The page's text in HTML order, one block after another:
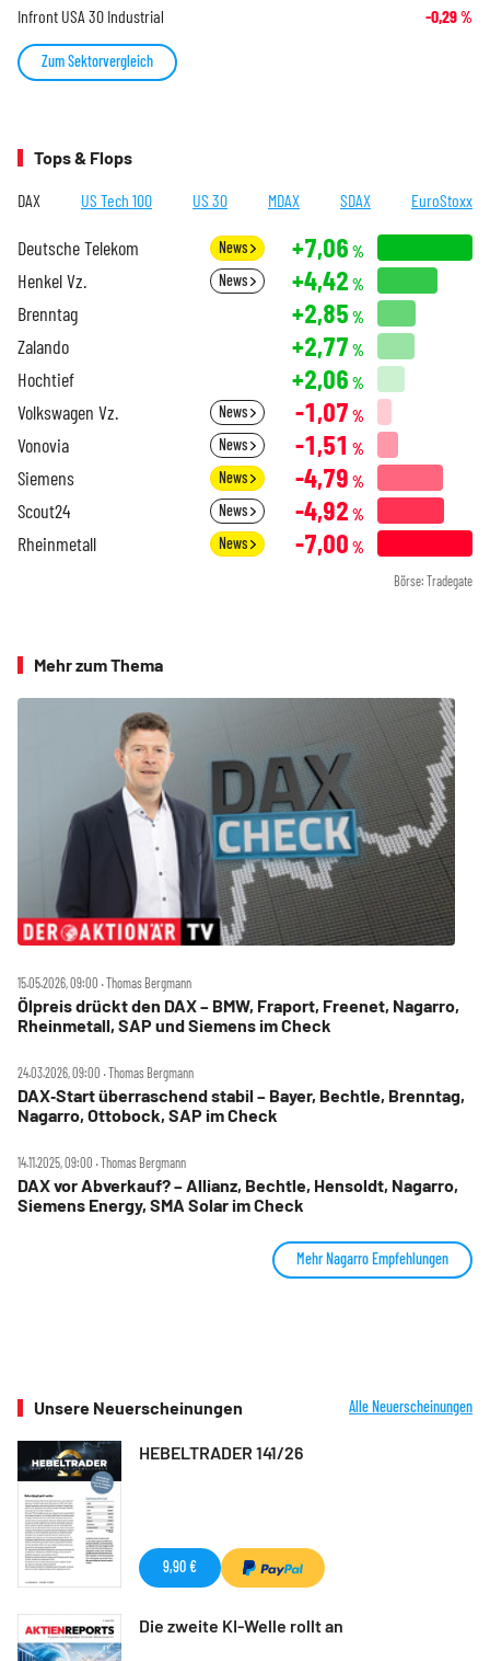
Infront USA 30 Industrial -0,29%
Zum Sektorvergleich
Tops & Flops
DAX US Tech 100 US 30 MDAX SDAX EuroStoxx
Deutsche Telekom News +7,06 %
Henkel Vz. News +4,42 %
Brenntag +2,85 %
Zalando +2,77 %
Hochtief +2,06 %
Volkswagen Vz. News -1,07 %
Vonovia News -1,51 %
Siemens News -4,79 %
Scout24 News -4,92 %
Rheinmetall News -7,00 %
Börse: Tradegate
Mehr zum Thema
15.05.2026, 09:00 ‧ Thomas Bergmann
Ölpreis drückt den DAX – BMW, Fraport, Freenet, Nagarro,
Rheinmetall, SAP und Siemens im Check
24.03.2026, 09:00 ‧ Thomas Bergmann
DAX‑Start überraschend stabil – Bayer, Bechtle, Brenntag,
Nagarro, Ottobock, SAP im Check
14.11.2025, 09:00 ‧ Thomas Bergmann
DAX vor Abverkauf? – Allianz, Bechtle, Hensoldt, Nagarro,
Siemens Energy, SMA Solar im Check
Mehr Nagarro Empfehlungen
Unsere Neuerscheinungen Alle Neuerscheinungen
HEBELTRADER 141/26
9,90 €
Die zweite KI-Welle rollt an